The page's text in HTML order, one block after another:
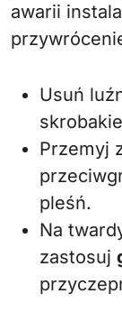
awarii
Usuń
Przemyj
pleśń.
Na
zastosuj